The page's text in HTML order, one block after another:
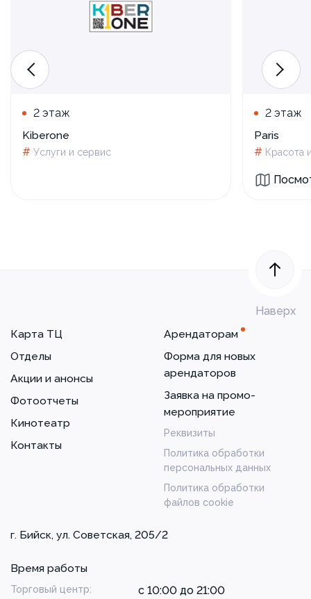
2 этаж
Kiberone
# Услуги и сервис
2 этаж
Paris
# Красота
Наверх
Карта ТЦ
Отделы
Акции и анонсы
Фотоотчеты
Кинотеатр
Контакты
Арендаторам
Форма для новых
арендаторов
Заявка на промо-
мероприятие
Реквизиты
Политика обработки
персональных данных
Политика обработки
файлов cookie
г. Бийск, ул. Советская, 205/2
Время работы
Торговый центр: с 10:00 до 21:00